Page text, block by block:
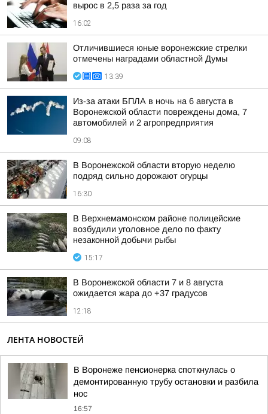
вырос в 2,5 раза за год
16:02
Отличившиеся юные воронежские стрелки
отмечены наградами областной Думы
13:39
Из-за атаки БПЛА в ночь на 6 августа в
Воронежской области повреждены дома, 7
автомобилей и 2 агропредприятия
09:08
В Воронежской области вторую неделю
подряд сильно дорожают огурцы
16:30
В Верхнемамонском районе полицейские
возбудили уголовное дело по факту
незаконной добычи рыбы
15:17
В Воронежской области 7 и 8 августа
ожидается жара до +37 градусов
12:18
ЛЕНТА НОВОСТЕЙ
В Воронеже пенсионерка споткнулась о
демонтированную трубу остановки и разбила
нос
16:57